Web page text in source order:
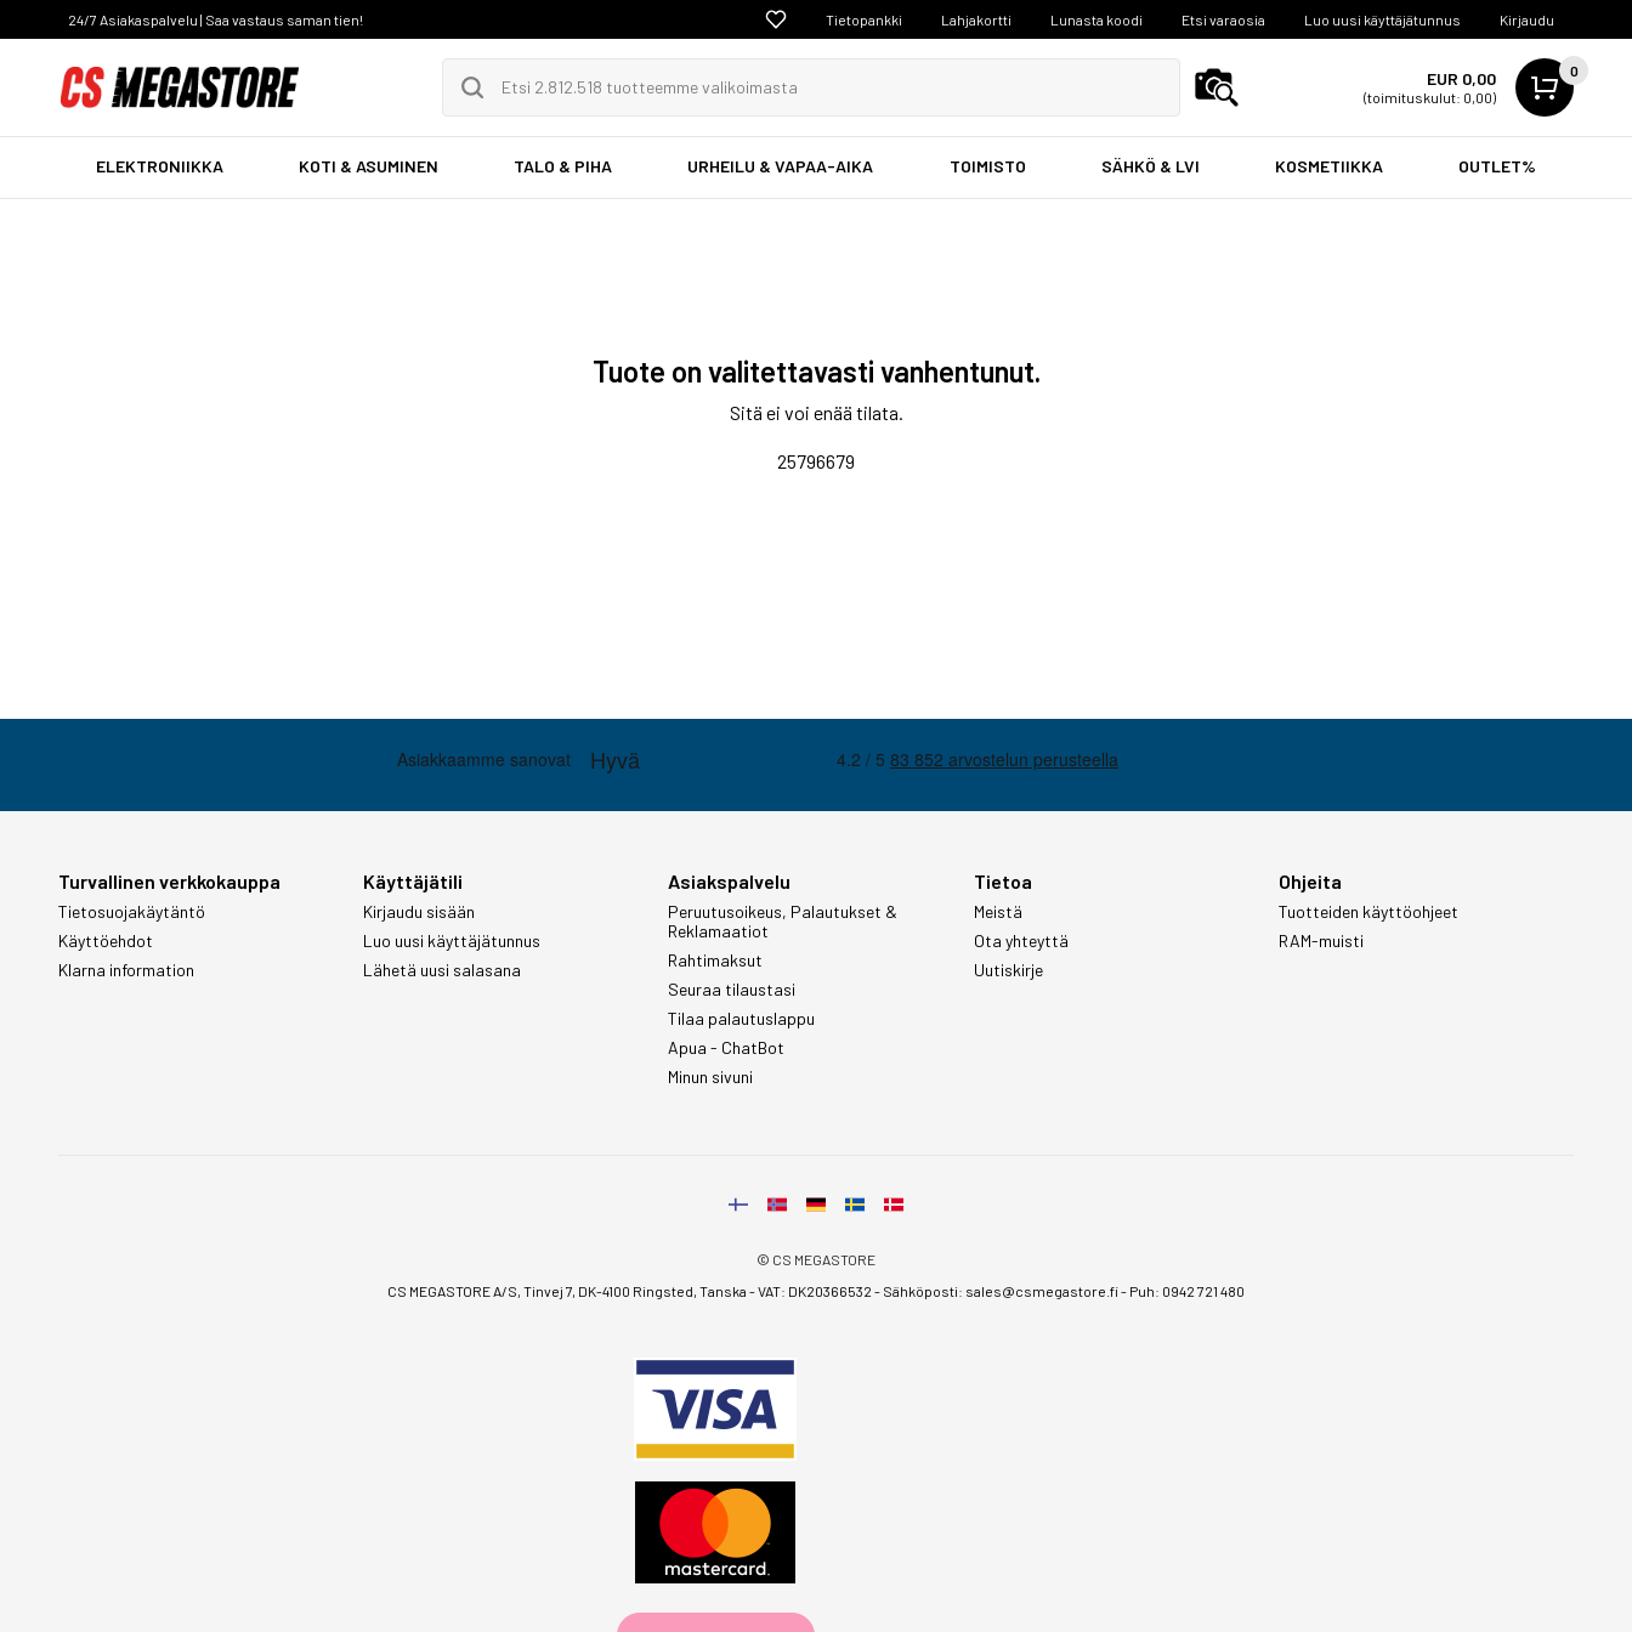
24/7 Asiakaspalvelu | Saa vastaus saman tien! Tietopankki Lahjakortti Lunasta koodi Etsi varaosia Luo uusi käyttäjätunnus Kirjaudu
EUR 0,00
(toimituskulut: 0,00)
0
ELEKTRONIIKKA KOTI & ASUMINEN TALO & PIHA URHEILU & VAPAA-AIKA TOIMISTO SÄHKÖ & LVI KOSMETIIKKA OUTLET%
Tuote on valitettavasti vanhentunut.
Sitä ei voi enää tilata.
25796679
Turvallinen verkkokauppa
Tietosuojakäytäntö
Käyttöehdot
Klarna information
Käyttäjätili
Kirjaudu sisään
Luo uusi käyttäjätunnus
Lähetä uusi salasana
Asiakspalvelu
Peruutusoikeus, Palautukset &
Reklamaatiot
Rahtimaksut
Seuraa tilaustasi
Tilaa palautuslappu
Apua - ChatBot
Minun sivuni
Tietoa
Meistä
Ota yhteyttä
Uutiskirje
Ohjeita
Tuotteiden käyttöohjeet
RAM-muisti
© CS MEGASTORE
CS MEGASTORE A/S, Tinvej 7, DK-4100 Ringsted, Tanska - VAT: DK20366532 - Sähköposti: sales@csmegastore.fi- Puh: 0942 721 480